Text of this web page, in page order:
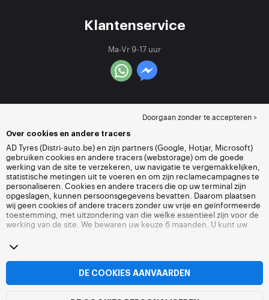
Klantenservice
Ma-Vr 9-17 uur
Doorgaan zonder te accepteren >
Over cookies en andere tracers
AD Tyres (Distri-auto.be) en zijn partners (Google, Hotjar, Microsoft)
gebruiken cookies en andere tracers (webstorage) om de goede
werking van de site te verzekeren, uw navigatie te vergemakkelijken,
statistische metingen uit te voeren en om zijn reclamecampagnes te
personaliseren. Cookies en andere tracers die op uw terminal zijn
opgeslagen, kunnen persoonsgegevens bevatten. Daarom plaatsen
wij geen cookies of andere tracers zonder uw vrije en geïnformeerde
toestemming, met uitzondering van die welke essentieel zijn voor de
werking van de site. We bewaren uw keuze 6 maanden. U kunt uw
toestemming op elk moment intrekken door naar de pagina over
cookies en andere tracers
surfen zonder het deponeren van cookies of andere tracers te
aanvaarden. Weigering verhindert de toegang tot diensten niet Distri-
auto.be. Voor meer informatie,bezoek de cookies en andere tracers
pagina.
DE COOKIES AANVAARDEN